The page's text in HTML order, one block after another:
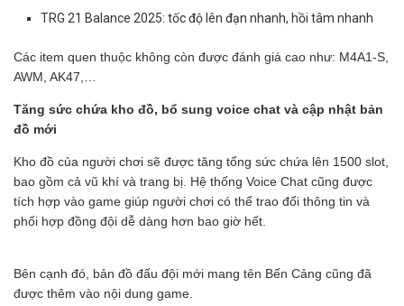
TRG 21 Balance 2025: tốc độ lên đạn nhanh, hồi tâm nhanh
Các item quen thuộc không còn được đánh giá cao như: M4A1-S,
AWM, AK47,…
Tăng sức chứa kho đồ, bổ sung voice chat và cập nhật bản
đồ mới
Kho đồ của người chơi sẽ được tăng tổng sức chứa lên 1500 slot,
bao gồm cả vũ khí và trang bị. Hệ thống Voice Chat cũng được
tích hợp vào game giúp người chơi có thể trao đổi thông tin và
phối hợp đồng đội dễ dàng hơn bao giờ hết.
Bên cạnh đó, bản đồ đấu đội mới mang tên Bến Cảng cũng đã
được thêm vào nội dung game.